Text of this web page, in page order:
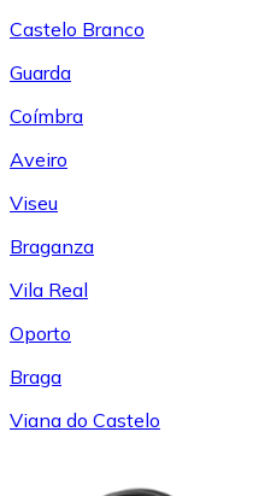
Castelo Branco
Guarda
Coímbra
Aveiro
Viseu
Braganza
Vila Real
Oporto
Braga
Viana do Castelo